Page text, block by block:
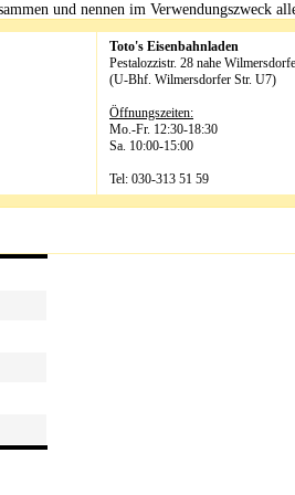
und nennen im Verwendungszweck
Toto's Eisenbahnladen
Pestalozzistr. 28 nahe
(U-Bhf. Wilmersdorfer Str. U7)
Öffnungszeiten:
Mo.-Fr. 12:30-18:30
Sa. 10:00-15:00
Tel: 030-313 51 59